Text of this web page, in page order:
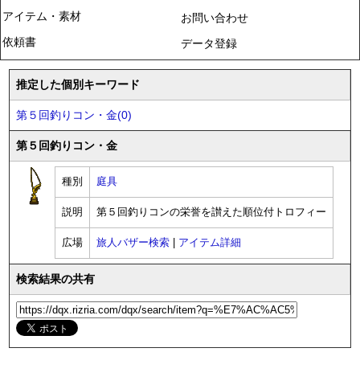
アイテム・素材
依頼書
お問い合わせ
データ登録
推定した個別キーワード
第５回釣りコン・金(0)
第５回釣りコン・金
種別 庭具
説明 第５回釣りコンの栄誉を讃えた順位付トロフィー
広場 旅人バザー検索 アイテム詳細
検索結果の共有